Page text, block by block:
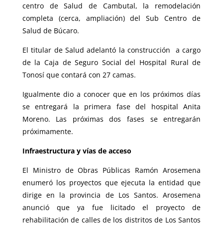
centro de Salud de Cambutal, la remodelación
completa (cerca, ampliación) del Sub Centro de
Salud de Búcaro.
El titular de Salud adelantó la construcción a cargo
de la Caja de Seguro Social del Hospital Rural de
Tonosí que contará con 27 camas.
Igualmente dio a conocer que en los próximos días
se entregará la primera fase del hospital Anita
Moreno. Las próximas dos fases se entregarán
próximamente.
Infraestructura y vías de acceso
El Ministro de Obras Públicas Ramón Arosemena
enumeró los proyectos que ejecuta la entidad que
dirige en la provincia de Los Santos. Arosemena
anunció que ya fue licitado el proyecto de
rehabilitación de calles de los distritos de Los Santos